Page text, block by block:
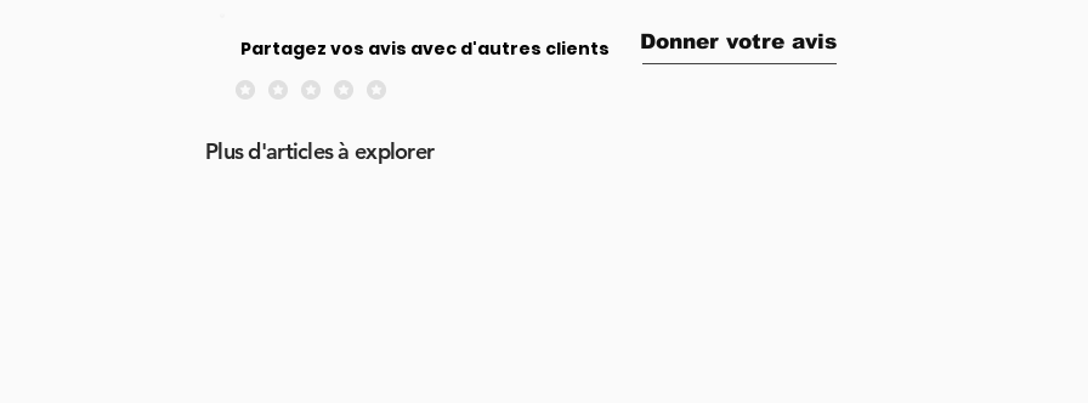
Partagez vos avis avec d'autres clients Donner votre avis
Aucune note pour le moment
Plus d'articles à explorer